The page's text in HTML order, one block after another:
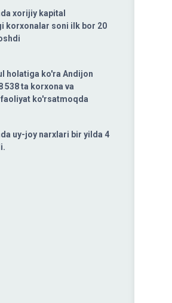
xorijiy kapital
korxonalar soni ilk bor 20
holatiga ko'ra Andijon
538 ta korxona va
ko'rsatmoqda
uy-joy narxlari bir yilda 4